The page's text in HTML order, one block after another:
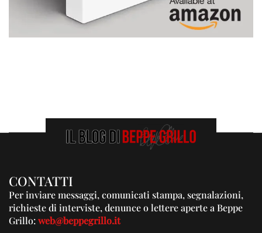
CONTATTI
Per inviare messaggi, comunicati stampa, segnalazioni,
richieste di interviste, denunce o lettere aperte a Beppe
Grillo:web@beppegrillo.it